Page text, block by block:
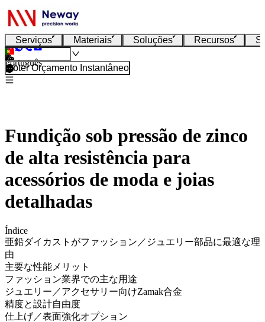
Serviços Materiais Soluções Recursos
Português
Obter Orçamento Instantâneo
Fundição sob pressão de zinco
de alta resistência para
acessórios de moda e joias
detalhadas
Índice
亜鉛ダイカストがファッション／ジュエリー部品に最適な理
由
主要な性能メリット
ファッション業界での主な用途
ジュエリー／アクセサリー向けZamak合金
精度と設計自由度
仕上げ／表面強化オプション